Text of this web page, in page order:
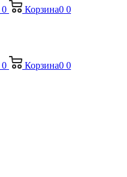
0 Корзина0 0
0 Корзина0 0